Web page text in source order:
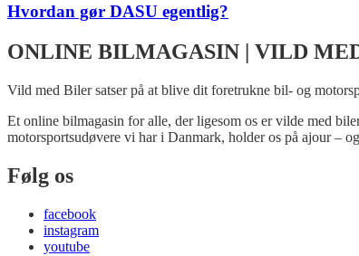
Hvordan gør DASU egentlig?
ONLINE BILMAGASIN | VILD
Vild med Biler satser på at blive dit foretrukne bil- og
Et online bilmagasin for alle, der ligesom os er vilde med
motorsportsudøvere vi har i Danmark, holder os på ajour –
Følg os
facebook
instagram
youtube